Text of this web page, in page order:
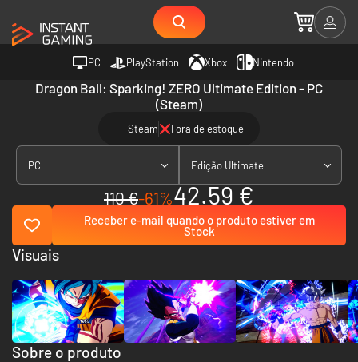
PC PlayStation Xbox Nintendo
Dragon Ball: Sparking! ZERO Ultimate Edition - PC
(Steam)
Steam Fora de estoque
PC Edição Ultimate
110 €-61%42.59 €
Receber e-mail quando o produto estiver em
Stock
Sobre o produto
Visuais